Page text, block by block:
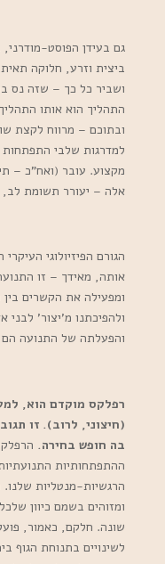
גם בעידן הפוסט-מודרני,
ביצית וזרע, חלוקה
ושביר כל כך – שזה נס
התהליך הוא אותו
ובתוכם – מרווח לקצת
למדרגות שלבי התפתחות
מקצוע. עובר (ואח”כ –
אלה – יעורר תשומת לב,
הגורם הפיזיולוגי
אותה, מאידך – זו
ומפעילה את הקשרים
ולהפיכתנו מ’יצור’
והפעלתה של התנועה
רפלקס מוקדם הוא,
(חיצוני, לרוב). זו
בה חופש בחירה.
ההתפתחותיות
הרגשיות-מנטליות
ומזוהים בשמם כיוון
שונה. חלקם, כאמור,
לשינויים בתנוחת הגוף